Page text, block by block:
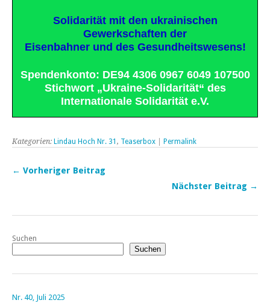
Solidarität mit den ukrainischen
Gewerkschaften der
Eisenbahner und des Gesundheitswesens!
Spendenkonto: DE94 4306 0967 6049 107500
Stichwort „Ukraine-Solidarität“ des
Internationale Solidarität e.V.
Kategorien: Lindau Hoch Nr. 31 , Teaserbox Permalink
← Vorheriger Beitrag
Nächster Beitrag →
Suchen
Suchen
Nr. 40, Juli 2025